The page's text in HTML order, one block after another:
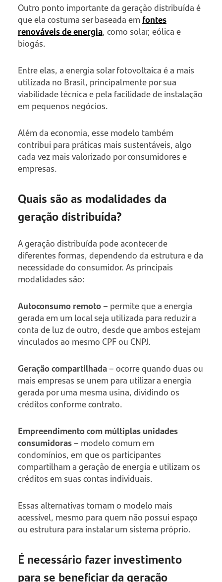
Outro ponto importante da geração distribuída é
que ela costuma ser baseada em fontes
renováveis de energia, como solar, eólica e
biogás.
Entre elas, a energia solar fotovoltaica é a mais
utilizada no Brasil, principalmente por sua
viabilidade técnica e pela facilidade de instalação
em pequenos negócios.
Além da economia, esse modelo também
contribui para práticas mais sustentáveis, algo
cada vez mais valorizado por consumidores e
empresas.
Quais são as modalidades da
geração distribuída?
A geração distribuída pode acontecer de
diferentes formas, dependendo da estrutura e da
necessidade do consumidor. As principais
modalidades são:
Autoconsumo remoto– permite que a energia
gerada em um local seja utilizada para reduzir a
conta de luz de outro, desde que ambos estejam
vinculados ao mesmo CPF ou CNPJ.
Geração compartilhada– ocorre quando duas ou
mais empresas se unem para utilizar a energia
gerada por uma mesma usina, dividindo os
créditos conforme contrato.
Empreendimento com múltiplas unidades
consumidoras– modelo comum em
condomínios, em que os participantes
compartilham a geração de energia e utilizam os
créditos em suas contas individuais.
Essas alternativas tornam o modelo mais
acessível, mesmo para quem não possui espaço
ou estrutura para instalar um sistema próprio.
É necessário fazer investimento
para se beneficiar da geração